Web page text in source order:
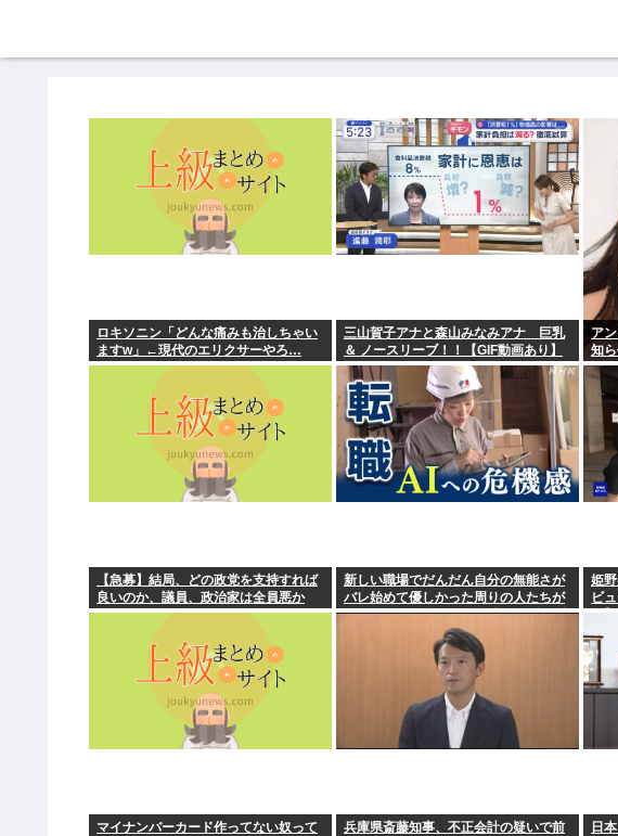
ロキソニン「どんな痛みも治しちゃい
ますw」←現代のエリクサーやろ…
三山賀子アナと森山みなみアナ 巨乳
＆ ノースリーブ！！【GIF動画あり】
ア
知
【急募】結局、どの政党を支持すれば
良いのか、議員、政治家は全員悪か
新しい職場でだんだん自分の無能さが
バレ始めて優しかった周りの人たちが
徐々に冷たくなっていく時ってゾクゾ
姫
ビ
り】
マイナンバーカード作ってない奴って
兵庫県斎藤知事、不正会計の疑いで前
日